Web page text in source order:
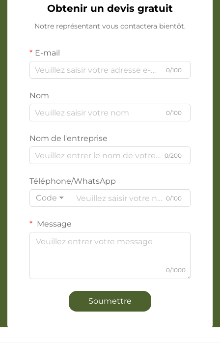
Obtenir un devis gratuit
Notre représentant vous contactera bientôt.
E-mail
0/100
Nom
0/100
Nom de l'entreprise
0/200
Téléphone/WhatsApp
Code
0/100
Message
0/1000
Soumettre